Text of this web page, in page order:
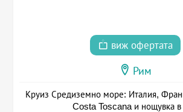
виж офертата
Рим
Круиз Средиземно море: Италия,
Costa Toscana и нощувка